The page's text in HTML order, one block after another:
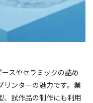
スやセラミックの詰め
リンターの魅力です。業
、試作品の制作にも利用